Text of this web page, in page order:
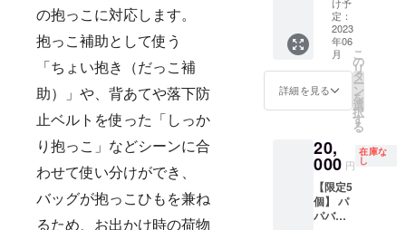
の抱っこに対応します。
抱っこ補助として使う
「ちょい抱き（だっこ補
助）」や、背あてや落下防
止ベルトを使った「しっか
り抱っこ」などシーンに合
わせて使い分けができ、
バッグが抱っこひもを兼ね
るため、お出かけ時の荷物
月】か
らご支
援順に
お届け
を予定
ます。
クラウ
ンディ
ングで
はプロ
ジェク
ト終了
後に発
注個数
ト掲載
画像は
サンプ
ルとな
りま
品は量
産時に
わる場
合がご
ざいま
す。予
めご了
承くだ
ケッ
ト、持
ち手
×1、ウ
エスト
×1、背
当て
ベルト
×1、
ショル
ダー
パッ
ド、Dカ
■仕様
メイン
ポケッ
ト×1、
メッ
シュポ
ケット
ド、イ
ンナー
ファス
ナーポ
ケット
×1、前
190、背
面220 ×
最大幅
470 ×
マチ
100（m
長
158cm
、最短
62cm（
バッグ
含む）
基準適
合 1点
■予定販
売価格
21,780
円
→20,00
0円 ■素
ターポ
リン、
ポリウ
レタン
等 ■ブ
ラック×
定：
2023
年06
月
詳細を見る
こ
の
リ
タ
ー
ン
を
選
択
す
る
20,
000 円
在庫な
し
【限定5
個】 パ
パバッ